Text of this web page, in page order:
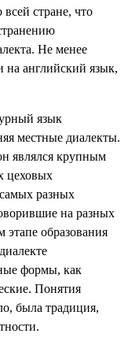
стране, что
Не менее
на английский язык,
язык
местные диалекты.
являлся крупным
цеховых
разных
на разных
этапе образования
формы, как
Понятия
была традиция,